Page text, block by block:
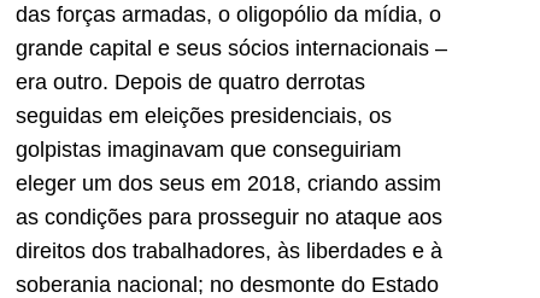
das forças armadas, o oligopólio da mídia, o
grande capital e seus sócios internacionais –
era outro. Depois de quatro derrotas
seguidas em eleições presidenciais, os
golpistas imaginavam que conseguiriam
eleger um dos seus em 2018, criando assim
as condições para prosseguir no ataque aos
direitos dos trabalhadores, às liberdades e à
soberania nacional; no desmonte do Estado